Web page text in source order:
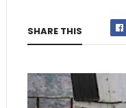
SHARE THIS